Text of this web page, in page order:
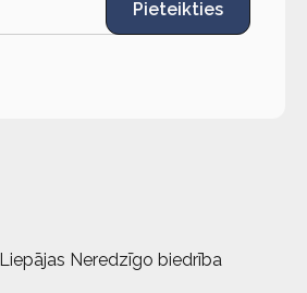
Pieteikties
Liepājas Neredzīgo biedrība